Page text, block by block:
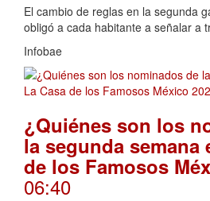
El cambio de reglas en la segunda
obligó a cada habitante a señalar a
Infobae
¿Quiénes son los
la segunda semana
de los Famosos
06:40